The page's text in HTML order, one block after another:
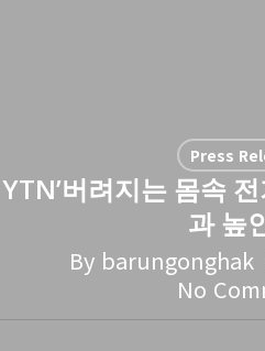
Press
YTN’버려지는 몸속
과 높
By barungonghak
No